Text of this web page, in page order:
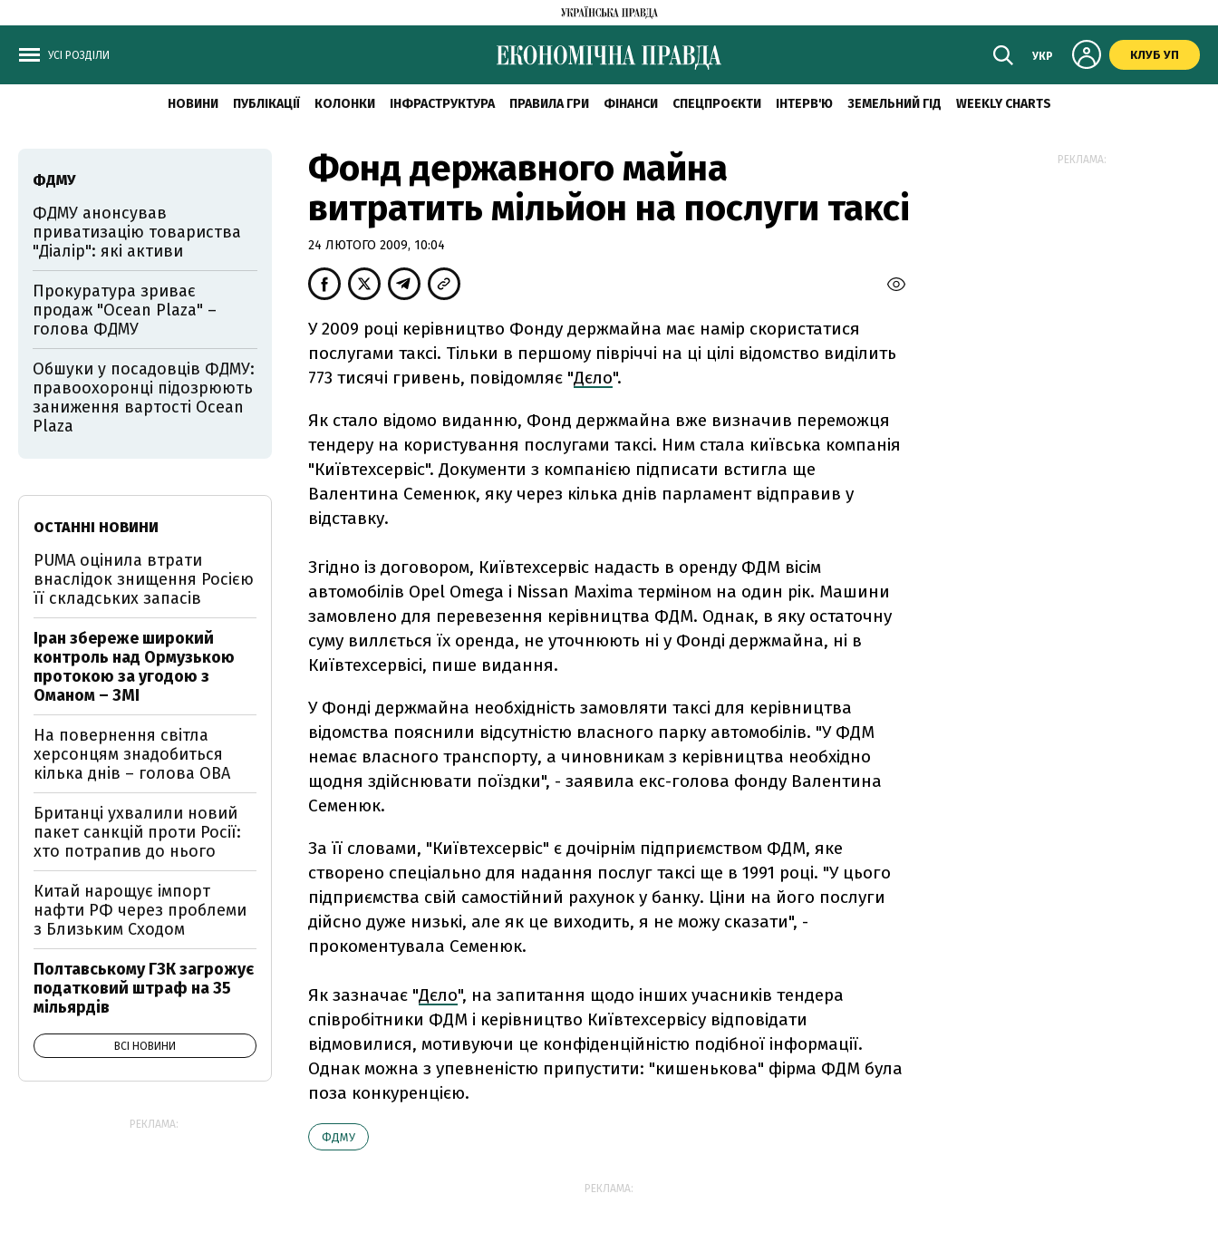
УСІ РОЗДІЛИ УКР КЛУБ УП
НОВИНИ ПУБЛІКАЦІЇ КОЛОНКИ ІНФРАСТРУКТУРА ПРАВИЛА ГРИ ФІНАНСИ СПЕЦПРОЄКТИ ІНТЕРВ'Ю ЗЕМЕЛЬНИЙ ГІД WEEKLY CHARTS
Фонд державного майна
витратить мільйон на послуги таксі
24 ЛЮТОГО 2009, 10:04
У 2009 році керівництво Фонду держмайна має намір скористатися
послугами таксі. Тільки в першому півріччі на ці цілі відомство виділить
773 тисячі гривень, повідомляє "Дєло".
Як стало відомо виданню, Фонд держмайна вже визначив переможця
тендеру на користування послугами таксі. Ним стала київська компанія
"Київтехсервіс". Документи з компанією підписати встигла ще
Валентина Семенюк, яку через кілька днів парламент відправив у
відставку.
Згідно із договором, Київтехсервіс надасть в оренду ФДМ вісім
автомобілів Opel Omega і Nissan Maxima терміном на один рік. Машини
замовлено для перевезення керівництва ФДМ. Однак, в яку остаточну
суму виллється їх оренда, не уточнюють ні у Фонді держмайна, ні в
Київтехсервісі, пише видання.
У Фонді держмайна необхідність замовляти таксі для керівництва
відомства пояснили відсутністю власного парку автомобілів. "У ФДМ
немає власного транспорту, а чиновникам з керівництва необхідно
щодня здійснювати поїздки", - заявила екс-голова фонду Валентина
Семенюк.
За її словами, "Київтехсервіс" є дочірнім підприємством ФДМ, яке
створено спеціально для надання послуг таксі ще в 1991 році. "У цього
підприємства свій самостійний рахунок у банку. Ціни на його послуги
дійсно дуже низькі, але як це виходить, я не можу сказати", -
прокоментувала Семенюк.
Як зазначає "Дєло", на запитання щодо інших учасників тендера
співробітники ФДМ і керівництво Київтехсервісу відповідати
відмовилися, мотивуючи це конфіденційністю подібної інформації.
Однак можна з упевненістю припустити: "кишенькова" фірма ФДМ була
поза конкуренцією.
ФДМУ
РЕКЛАМА:
ФДМУ
ФДМУ анонсував
приватизацію товариства
"Діалір": які активи
Прокуратура зриває
продаж "Ocean Plaza" –
голова ФДМУ
Обшуки у посадовців ФДМУ:
правоохоронці підозрюють
заниження вартості Ocean
Plaza
ОСТАННІ НОВИНИ
PUMA оцінила втрати
внаслідок знищення Росією
її складських запасів
Іран збереже широкий
контроль над Ормузькою
протокою за угодою з
Оманом – ЗМІ
На повернення світла
херсонцям знадобиться
кілька днів – голова ОВА
Британці ухвалили новий
пакет санкцій проти Росії:
хто потрапив до нього
Китай нарощує імпорт
нафти РФ через проблеми
з Близьким Сходом
Полтавському ГЗК загрожує
податковий штраф на 35
мільярдів
ВСІ НОВИНИ
РЕКЛАМА:
РЕКЛАМА: